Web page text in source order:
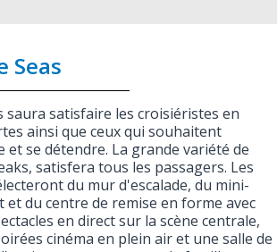
Seas
saura satisfaire les croisiéristes en
ainsi que ceux qui souhaitent
et se détendre. La grande variété de
satisfera tous les passagers. Les
du mur d'escalade, du mini-
du centre de remise en forme avec
en direct sur la scène centrale,
cinéma en plein air et une salle de